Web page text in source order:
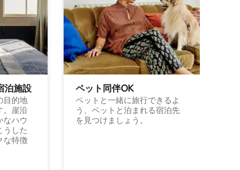
泊施⁠設
目的地
。崖沿
なハウ
うした
な特徴
ペット同⁠伴OK
ペットと一緒に旅行できるよ
う、ペットと泊まれる宿泊先
を見つけましょう。